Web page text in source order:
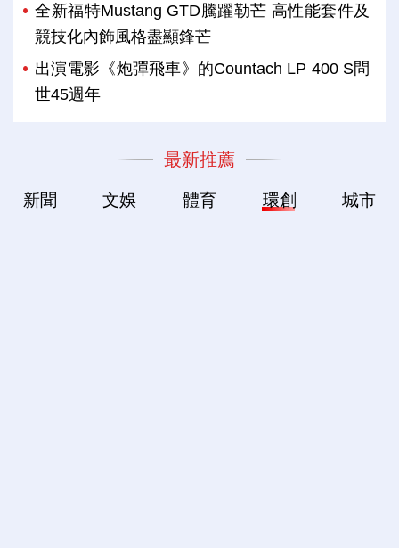
全新福特Mustang GTD騰躍勒芒 高性能套件及
競技化內飾風格盡顯鋒芒
出演電影《炮彈飛車》的Countach LP 400 S問
世45週年
最新推薦
新聞 文娛 體育 環創 城市